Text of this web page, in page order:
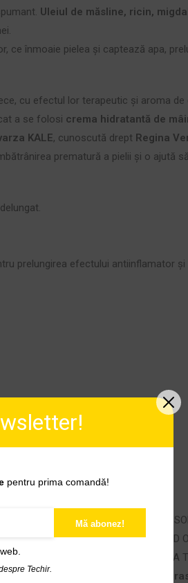
Uleiul de măsline, ricin,
înmoaie pielea şi captează apa,
cu efectul lor terapeutic şi aroma de
a se folosi crema hidratantă de
KALE, cunoscută drept Regina
prematură a pielii şi o ajută
prelungirea efectului antiinflamator și
SODIUM PALMATE (ulei de palmier) ,
de cacao), RICINUS COMMUNIS SEED
POWDER , RUBIA
(ulei esențial de lămâiță/
pentru prima comandă!
Mă abonez!
Techir.